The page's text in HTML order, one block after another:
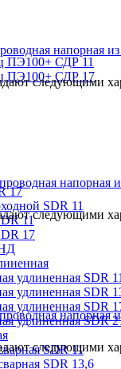
ПЭ100+ СДР 11
ПЭ100+ СДР 17
17
SDR 11
11
17
удлиненная SDR 11
удлиненная SDR
удлиненная SDR
удлиненная SDR
SDR 11
SDR 13,6
напорная из
следующими
напорная
следующими
напорная
следующими